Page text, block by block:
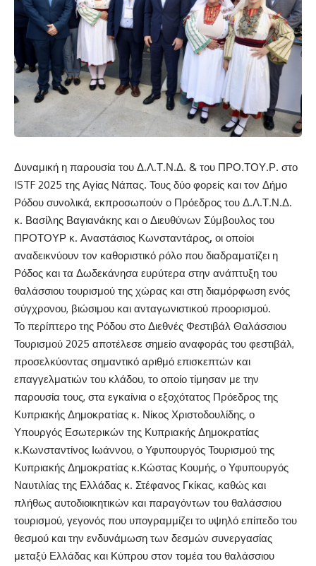
Δυναμική η παρουσία του Δ.Λ.Τ.Ν.Δ. & του ΠΡΟ.ΤΟΥ.Ρ. στο
ISTF 2025 της Αγίας Νάπας. Τους δύο φορείς και τον Δήμο
Ρόδου συνολικά, εκπροσωπούν ο Πρόεδρος του Δ.Λ.Τ.Ν.Δ.
κ. Βασίλης Βαγιανάκης και ο Διευθύνων Σύμβουλος του
ΠΡΟΤΟΥΡ κ. Αναστάσιος Κωνσταντάρος, οι οποίοι
αναδεικνύουν τον καθοριστικό ρόλο που διαδραματίζει η
Ρόδος και τα Δωδεκάνησα ευρύτερα στην ανάπτυξη του
θαλάσσιου τουρισμού της χώρας και στη διαμόρφωση ενός
σύγχρονου, βιώσιμου και ανταγωνιστικού προορισμού.
Το περίπτερο της Ρόδου στο Διεθνές Φεστιβάλ Θαλάσσιου
Τουρισμού 2025 αποτέλεσε σημείο αναφοράς του φεστιβάλ,
προσελκύοντας σημαντικό αριθμό επισκεπτών και
επαγγελματιών του κλάδου, το οποίο τίμησαν με την
παρουσία τους, στα εγκαίνια ο εξοχότατος Πρόεδρος της
Κυπριακής Δημοκρατίας κ. Νίκος Χριστοδουλίδης, ο
Υπουργός Εσωτερικών της Κυπριακής Δημοκρατίας
κ.Κωνσταντίνος Ιωάννου, ο Υφυπουργός Τουρισμού της
Κυπριακής Δημοκρατίας κ.Κώστας Κουμής, ο Υφυπουργός
Ναυτιλίας της Ελλάδας κ. Στέφανος Γκίκας, καθώς και
πλήθως αυτοδιοικητικών και παραγόντων του θαλάσσιου
τουρισμού, γεγονός που υπογραμμίζει το υψηλό επίπεδο του
θεσμού και την ενδυνάμωση των δεσμών συνεργασίας
μεταξύ Ελλάδας και Κύπρου στον τομέα του θαλάσσιου